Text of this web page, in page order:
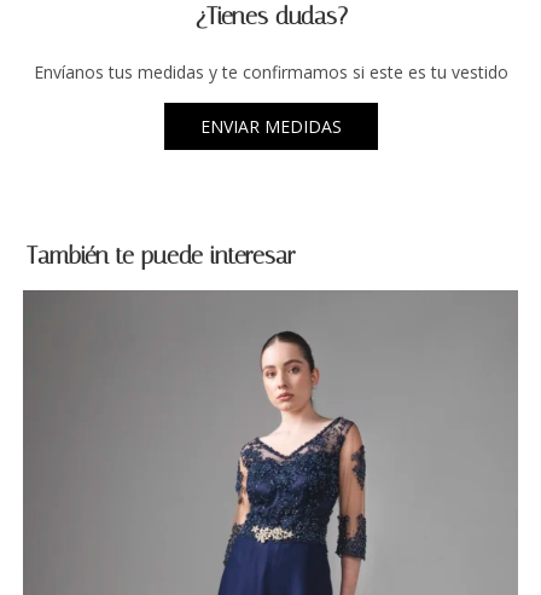
¿Tienes dudas?
Envíanos tus medidas y te confirmamos si este es tu vestido
ENVIAR MEDIDAS
También te puede interesar